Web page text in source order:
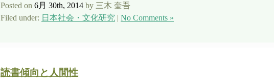
Posted on 6月 30th, 2014 by 三木 奎吾
Filed under: 日本社会・文化研究 | No Comments »
読書傾向と人間性